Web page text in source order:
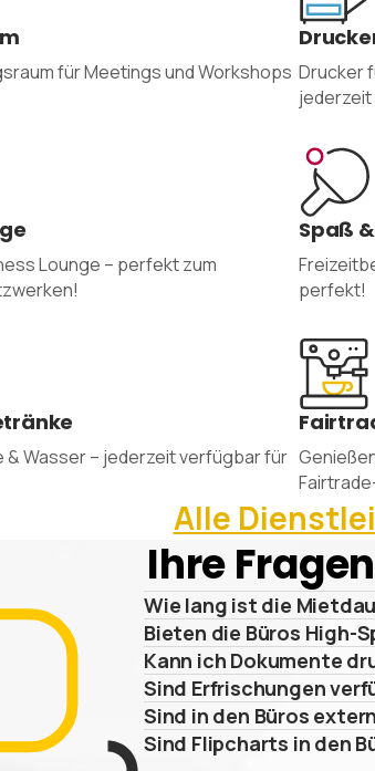
für Meetings und Workshops Drucker
Lounge – perfekt zum
Spaß
perfekt!
& Wasser – jederzeit verfügbar für
Alle
Ihre
Wie lang ist die
Bieten die Büros High-
Kann ich Dokumente
Sind Erfrischungen
Sind in den Büros
Sind Flipcharts in den